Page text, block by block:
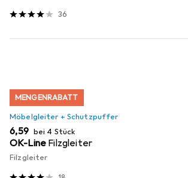
36
MENGENRABATT
Möbelgleiter + Schutzpuffer
EUR
6,59 bei 4 Stück
OK-Line Filzgleiter
Filzgleiter